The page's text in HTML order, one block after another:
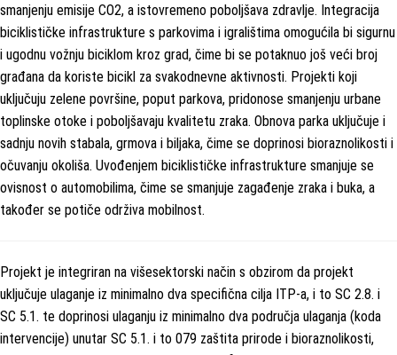
smanjenju emisije CO2, a istovremeno poboljšava zdravlje. Integracija
biciklističke infrastrukture s parkovima i igralištima omogućila bi sigurnu
i ugodnu vožnju biciklom kroz grad, čime bi se potaknuo još veći broj
građana da koriste bicikl za svakodnevne aktivnosti. Projekti koji
uključuju zelene površine, poput parkova, pridonose smanjenju urbane
toplinske otoke i poboljšavaju kvalitetu zraka. Obnova parka uključuje i
sadnju novih stabala, grmova i biljaka, čime se doprinosi bioraznolikosti i
očuvanju okoliša. Uvođenjem biciklističke infrastrukture smanjuje se
ovisnost o automobilima, čime se smanjuje zagađenje zraka i buka, a
također se potiče održiva mobilnost.
Projekt je integriran na višesektorski način s obzirom da projekt
uključuje ulaganje iz minimalno dva specifična cilja ITP-a, i to SC 2.8. i
SC 5.1. te doprinosi ulaganju iz minimalno dva područja ulaganja (koda
intervencije) unutar SC 5.1. i to 079 zaštita prirode i bioraznolikosti,